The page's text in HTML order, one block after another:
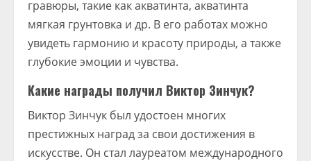
гравюры, такие как акватинта, акватинта
мягкая грунтовка и др. В его работах можно
увидеть гармонию и красоту природы, а также
глубокие эмоции и чувства.
Какие награды получил Виктор Зинчук?
Виктор Зинчук был удостоен многих
престижных наград за свои достижения в
искусстве. Он стал лауреатом международного